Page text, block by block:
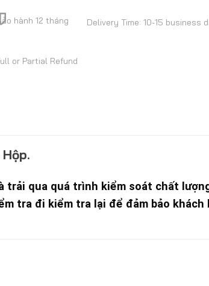
hành 12 tháng Delivery Time: 10-15 business
or Partial Refund
trải qua quá trình kiểm soát chất
tra đi kiểm tra lại để đảm bảo